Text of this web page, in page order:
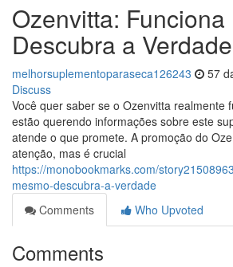
Ozenvitta: Funciona
Descubra a
melhorsuplementoparaseca126243 57
Discuss
Você quer saber se o Ozenvitta realmente
estão querendo informações sobre este
atende o que promete. A promoção do
atenção, mas é crucial
https://monobookmarks.com/
mesmo-descubra-a-verdade
Comments
Who Upvoted
Comments